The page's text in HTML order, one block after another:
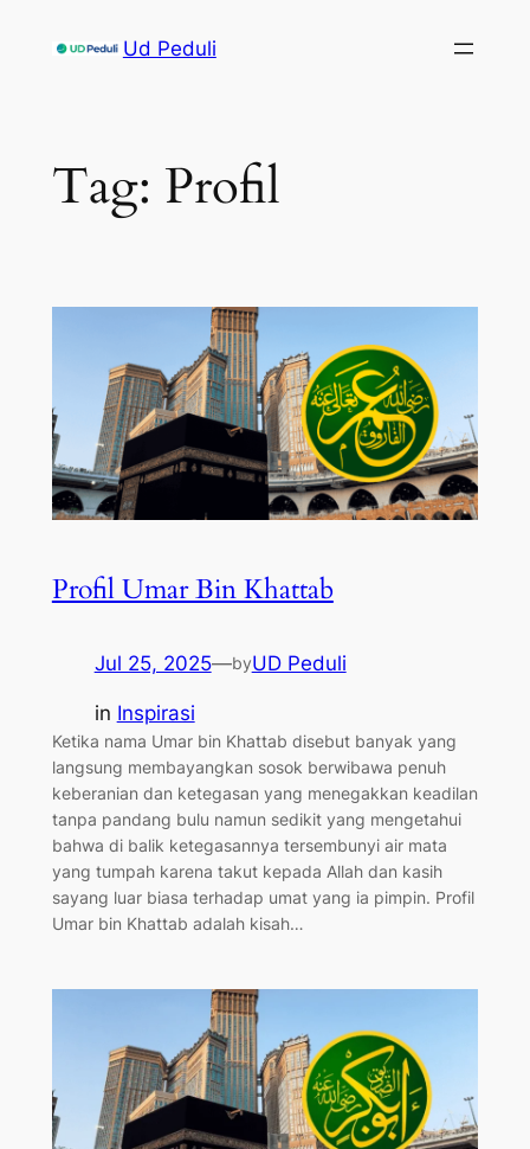
Ud Peduli
Tag: Profil
Profil Umar Bin Khattab
Jul 25, 2025—byUD Peduli
in Inspirasi
Ketika nama Umar bin Khattab disebut banyak yang
langsung membayangkan sosok berwibawa penuh
keberanian dan ketegasan yang menegakkan keadilan
tanpa pandang bulu namun sedikit yang mengetahui
bahwa di balik ketegasannya tersembunyi air mata
yang tumpah karena takut kepada Allah dan kasih
sayang luar biasa terhadap umat yang ia pimpin. Profil
Umar bin Khattab adalah kisah…